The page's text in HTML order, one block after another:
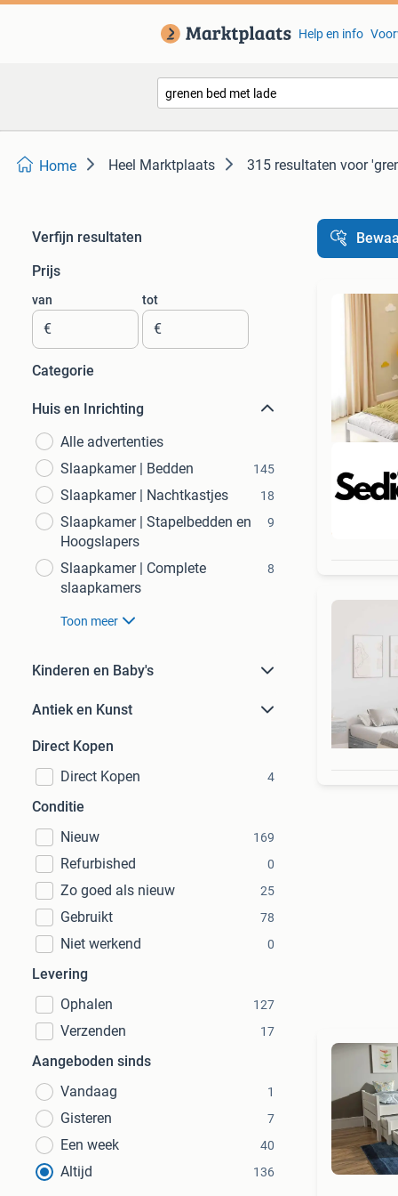
Help en info
Home Heel Marktplaats 315 resultaten voor
Verfijn resultaten
Prijs
van
€
tot
€
Categorie
Huis en Inrichting
Alle advertenties
Slaapkamer | Bedden
145
Slaapkamer | Nachtkastjes 18
Slaapkamer | Stapelbedden en
Hoogslapers
9
Slaapkamer | Complete
slaapkamers
8
Toon meer
Kinderen en Baby's
Antiek en Kunst
Direct Kopen
Direct Kopen
4
Conditie
Nieuw
169
Refurbished 0
Zo goed als nieuw 25
Gebruikt 78
Niet werkend 0
Levering
Ophalen
127
Verzenden 17
Aangeboden sinds
Vandaag
1
Gisteren 7
Een week 40
Altijd 136